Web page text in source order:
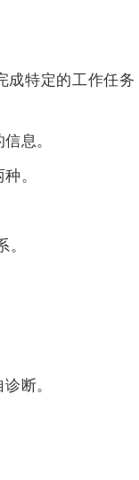
特定的工作任务
息。
。
断。